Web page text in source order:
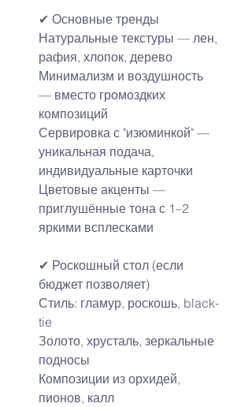
✔ Основные тренды
Натуральные текстуры — лен,
рафия, хлопок, дерево
Минимализм и воздушность
— вместо громоздких
композиций
Сервировка с "изюминкой" —
уникальная подача,
индивидуальные карточки
Цветовые акценты —
приглушённые тона с 1–2
яркими всплесками
✔ Роскошный стол (если
бюджет позволяет)
Стиль: гламур, роскошь, black-
tie
Золото, хрусталь, зеркальные
подносы
Композиции из орхидей,
пионов, калл